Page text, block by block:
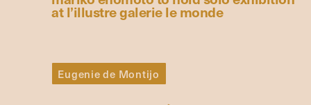
at l’illustre galerie le monde
Eugenie de Montijo